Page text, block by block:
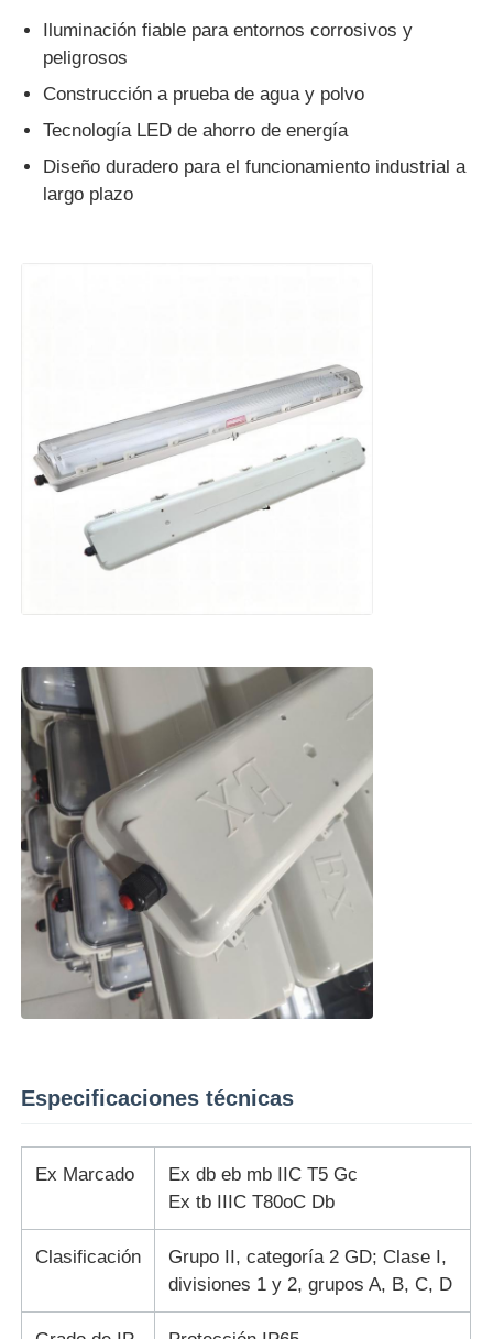
Contacto
Solicitar una cotización
Iluminación a prueba de explosiones
Caja a prueba de explosión
interruptor a prueba de explosiones
Glándulas de cable a prueba de explosión
enchufe y zócalo a prueba de explosiones
Iluminación fiable para entornos corrosivos y
peligrosos
Construcción a prueba de agua y polvo
Tecnología LED de ahorro de energía
Diseño duradero para el funcionamiento industrial a
largo plazo
Especificaciones técnicas
Ex Marcado
Ex db eb mb IIC T5 Gc
Ex tb IIIC T80oC Db
Clasificación
Grupo II, categoría 2 GD; Clase I,
divisiones 1 y 2, grupos A, B, C, D